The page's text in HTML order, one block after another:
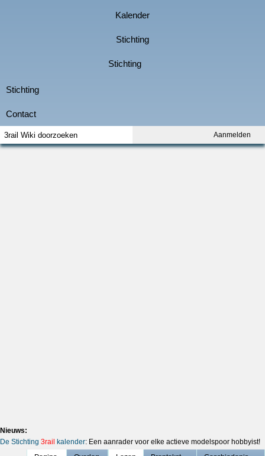
Aanmelden
Nieuws:
De Stichting 3rail kalender: Een aanrader voor elke actieve modelspoor hobbyist!